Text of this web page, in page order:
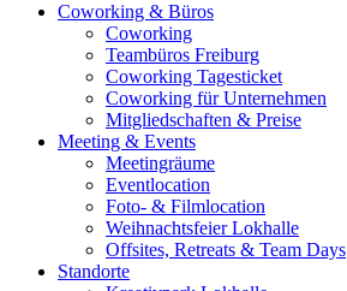
Coworking & Büros
Coworking
Teambüros Freiburg
Coworking Tagesticket
Coworking für Unternehmen
Mitgliedschaften & Preise
Meeting & Events
Meetingräume
Eventlocation
Foto- & Filmlocation
Weihnachtsfeier Lokhalle
Offsites, Retreats & Team Days
Standorte